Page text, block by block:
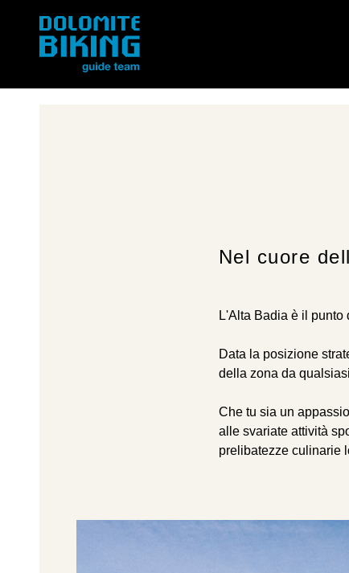
Nel cuore
L'Alta Badia è il
Data la posizione
della zona da
Che tu sia un
alle svariate attività
prelibatezze culinarie